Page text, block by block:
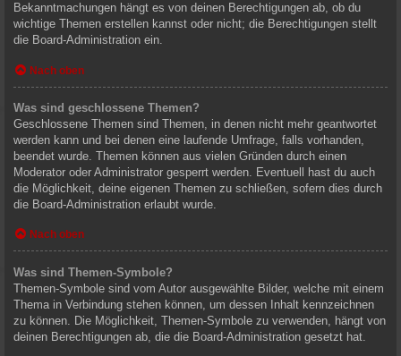
Bekanntmachungen hängt es von deinen Berechtigungen ab, ob du
wichtige Themen erstellen kannst oder nicht; die Berechtigungen stellt
die Board-Administration ein.
Nach oben
Was sind geschlossene Themen?
Geschlossene Themen sind Themen, in denen nicht mehr geantwortet
werden kann und bei denen eine laufende Umfrage, falls vorhanden,
beendet wurde. Themen können aus vielen Gründen durch einen
Moderator oder Administrator gesperrt werden. Eventuell hast du auch
die Möglichkeit, deine eigenen Themen zu schließen, sofern dies durch
die Board-Administration erlaubt wurde.
Nach oben
Was sind Themen-Symbole?
Themen-Symbole sind vom Autor ausgewählte Bilder, welche mit einem
Thema in Verbindung stehen können, um dessen Inhalt kennzeichnen
zu können. Die Möglichkeit, Themen-Symbole zu verwenden, hängt von
deinen Berechtigungen ab, die die Board-Administration gesetzt hat.